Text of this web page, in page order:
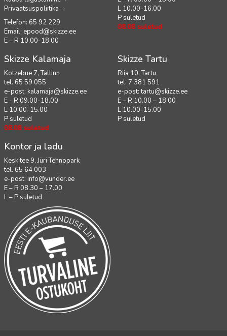
Privaatsuspoliitika
Telefon: 65 92 229
Email: epood@skizze.ee
E – R 10.00-18.00
L 10.00-16.00
P suletud
08.08 suletud
Skizze Kalamaja
Kotzebue 7, Tallinn
tel. 65 59 055
e-post: kalamaja@skizze.ee
E - R 09.00-18.00
L 10.00-15.00
P suletud
08.08 suletud
Skizze Tartu
Riia 10, Tartu
tel. 7 381 591
e-post:tartu@skizze.ee
E – R 10.00 – 18.00
L 10.00-15.00
P suletud
Kontor ja ladu
Kesk tee 9, Jüri Tehnopark
tel. 65 64 003
e-post: info@vunder.ee
E – R 08.30 – 17.00
L – P suletud